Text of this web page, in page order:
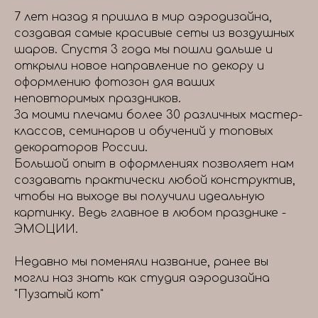
7 лет назад я пришла в мир аэродизайна,
создавая самые красивые сеты из воздушных
шаров. Спустя 3 года мы пошли дальше и
открыли новое направление по декору и
оформлению фотозон для ваших
неповторимых праздников.
За моими плечами более 30 различных мастер-
классов, семинаров и обучений у топовых
декораторов России.
Большой опыт в оформлениях позволяет нам
создавать практически любой конструктив,
чтобы на выходе вы получили идеальную
картинку. Ведь главное в любом празднике -
ЭМОЦИИ.
Недавно мы поменяли название, ранее вы
могли наз знать как студия аэродизайна
"Пузатый кот"